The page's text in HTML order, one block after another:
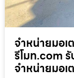
จำหน่ายมอเ
รีโมท.com
จำหน่ายมอเ